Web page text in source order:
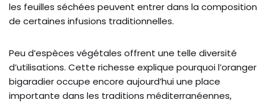
les feuilles séchées peuvent entrer dans la composition
de certaines infusions traditionnelles.
Peu d’espèces végétales offrent une telle diversité
d’utilisations. Cette richesse explique pourquoi l’oranger
bigaradier occupe encore aujourd’hui une place
importante dans les traditions méditerranéennes,